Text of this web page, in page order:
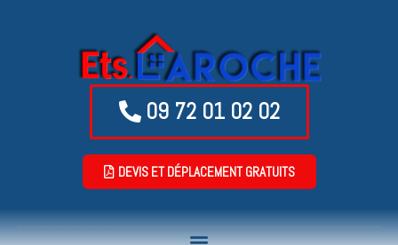
09 72 01 02 02
DEVIS ET DÉPLACEMENT GRATUITS